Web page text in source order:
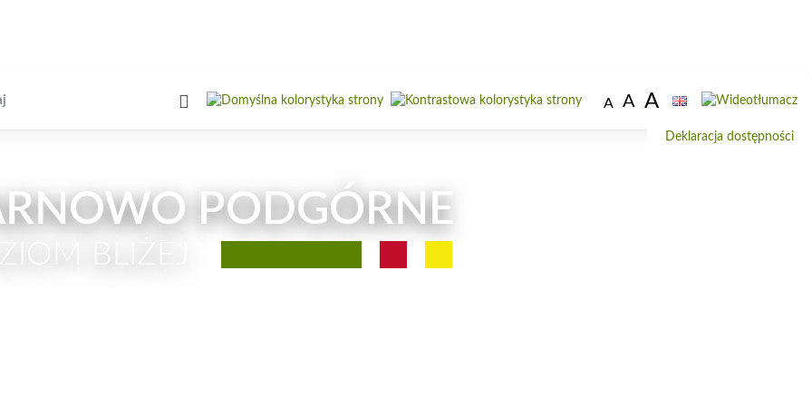
A A A
Deklaracja dostępności
PODGÓRNE
BLIŻEJ